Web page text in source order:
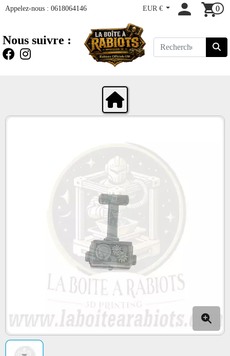
Appelez-nous : 0618064146 EUR € 0
Nous suivre :